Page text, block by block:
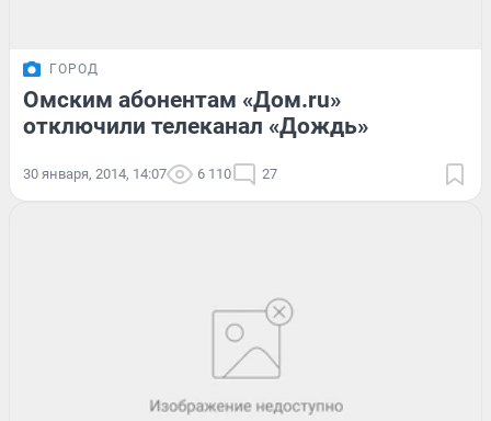
ГОРОД
Омским абонентам «Дом.ru»
отключили телеканал «Дождь»
30 января, 2014, 14:07 6 110 27